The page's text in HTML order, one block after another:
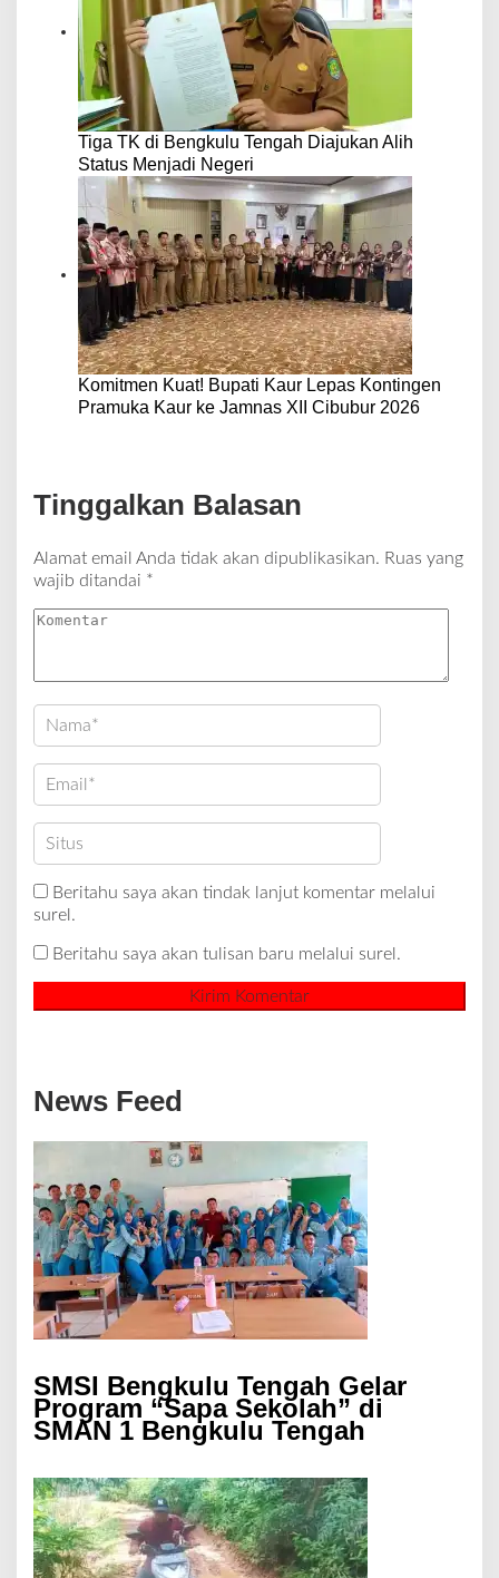
Tiga TK di Bengkulu Tengah Diajukan Alih
Status Menjadi Negeri
Komitmen Kuat! Bupati Kaur Lepas Kontingen
Pramuka Kaur ke Jamnas XII Cibubur 2026
Tinggalkan Balasan
Alamat email Anda tidak akan dipublikasikan. Ruas yang
wajib ditandai *
Beritahu saya akan tindak lanjut komentar melalui
surel.
Beritahu saya akan tulisan baru melalui surel.
News Feed
SMSI Bengkulu Tengah Gelar
Program “Sapa Sekolah” di
SMAN 1 Bengkulu Tengah